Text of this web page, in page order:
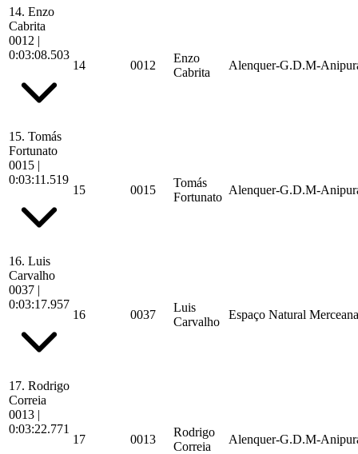
14. Enzo
Cabrita
0012 |
0:03:08.503
14 0012
Enzo
Cabrita
Alenquer-G.D.M-
15. Tomás
Fortunato
0015 |
0:03:11.519
15 0015
Tomás
Fortunato
Alenquer-G.D.M-
16. Luis
Carvalho
0037 |
0:03:17.957
16 0037
Luis
Carvalho
Espaço Natural Merceana
17. Rodrigo
Correia
0013 |
0:03:22.771
17 0013
Rodrigo
Correia
Alenquer-G.D.M-